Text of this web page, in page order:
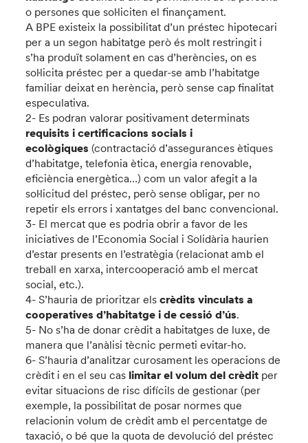
o persones que sol·liciten el finançament.
A BPE existeix la possibilitat d’un préstec hipotecari
per a un segon habitatge però és molt restringit i
s’ha produït solament en cas d’herències, on es
sol·licita préstec per a quedar-se amb l’habitatge
familiar deixat en herència, però sense cap finalitat
especulativa.
2- Es podran valorar positivament determinats
requisits i certificacions socials i
ecològiques(contractació d’assegurances ètiques
d’habitatge, telefonia ètica, energia renovable,
eficiència energètica…) com un valor afegit a la
sol·licitud del préstec, però sense obligar, per no
repetir els errors i xantatges del banc convencional.
3- El mercat que es podria obrir a favor de les
iniciatives de l’Economia Social i Solidària haurien
d’estar presents en l’estratègia (relacionat amb el
treball en xarxa, intercooperació amb el mercat
social, etc.).
4- S’hauria de prioritzar elscrèdits vinculats a
cooperatives d’habitatge i de cessió d’ús.
5- No s’ha de donar crèdit a habitatges de luxe, de
manera que l’anàlisi tècnic permeti evitar-ho.
6- S’hauria d’analitzar curosament les operacions de
crèdit i en el seu cas limitar el volum del crèdit per
evitar situacions de risc difícils de gestionar (per
exemple, la possibilitat de posar normes que
relacionin volum de crèdit amb el percentatge de
taxació, o bé que la quota de devolució del préstec